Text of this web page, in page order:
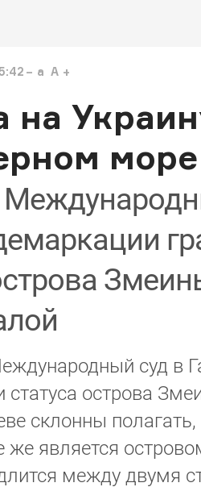
a A
море
суд в
острова
склонны полагать,
является
между двумя